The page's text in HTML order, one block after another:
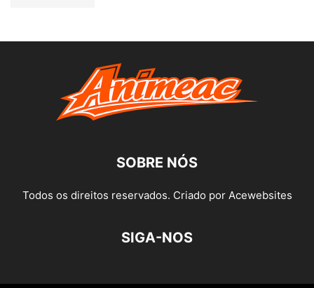
SOBRE NÓS
Todos os direitos reservados. Criado por Acewebsites
SIGA-NOS